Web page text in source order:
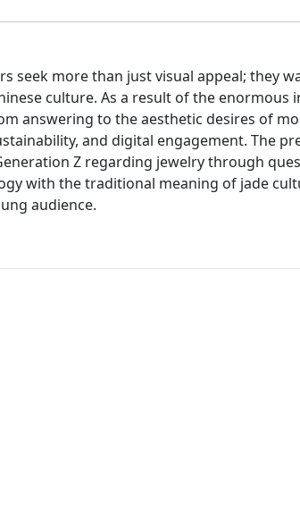
seek more than just visual appeal; they
culture. As a result of the enormous
answering to the aesthetic desires of
and digital engagement. The
Z regarding jewelry through
with the traditional meaning of jade
audience.